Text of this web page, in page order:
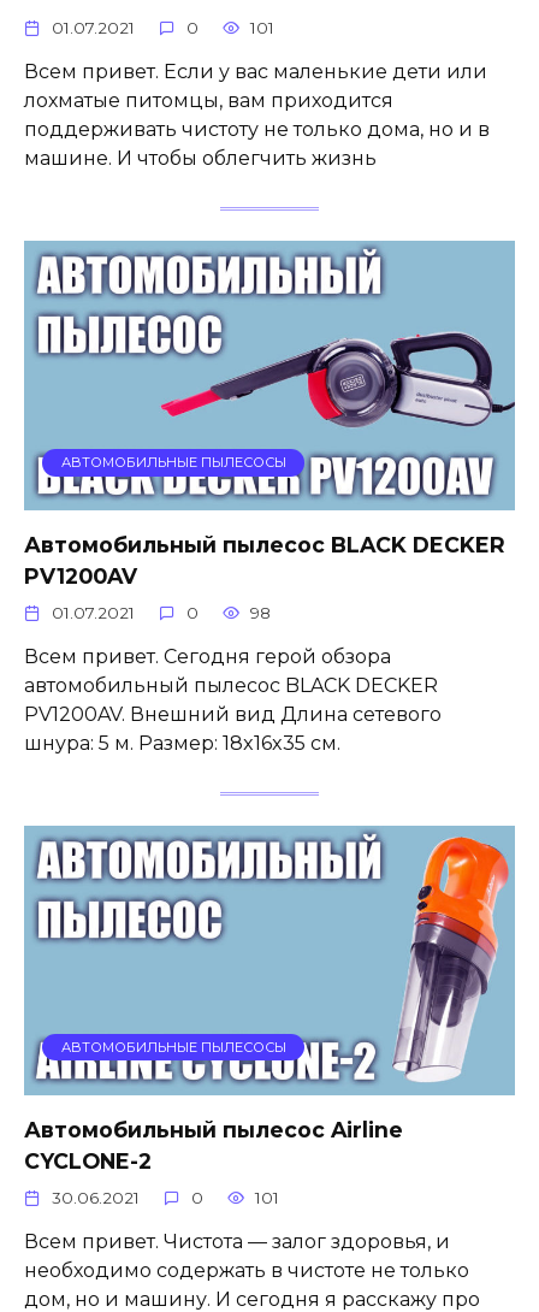
01.07.2021 0 101
Всем привет. Если у вас маленькие дети или
лохматые питомцы, вам приходится
поддерживать чистоту не только дома, но и в
машине. И чтобы облегчить жизнь
АВТОМОБИЛЬНЫЕ ПЫЛЕСОСЫ
Автомобильный пылесос BLACK DECKER
PV1200AV
01.07.2021 0 98
Всем привет. Сегодня герой обзора
автомобильный пылесос BLACK DECKER
PV1200AV. Внешний вид Длина сетевого
шнура: 5 м. Размер: 18x16x35 см.
АВТОМОБИЛЬНЫЕ ПЫЛЕСОСЫ
Автомобильный пылесос Airline
CYCLONE-2
30.06.2021 0 101
Всем привет. Чистота — залог здоровья, и
необходимо содержать в чистоте не только
дом, но и машину. И сегодня я расскажу про